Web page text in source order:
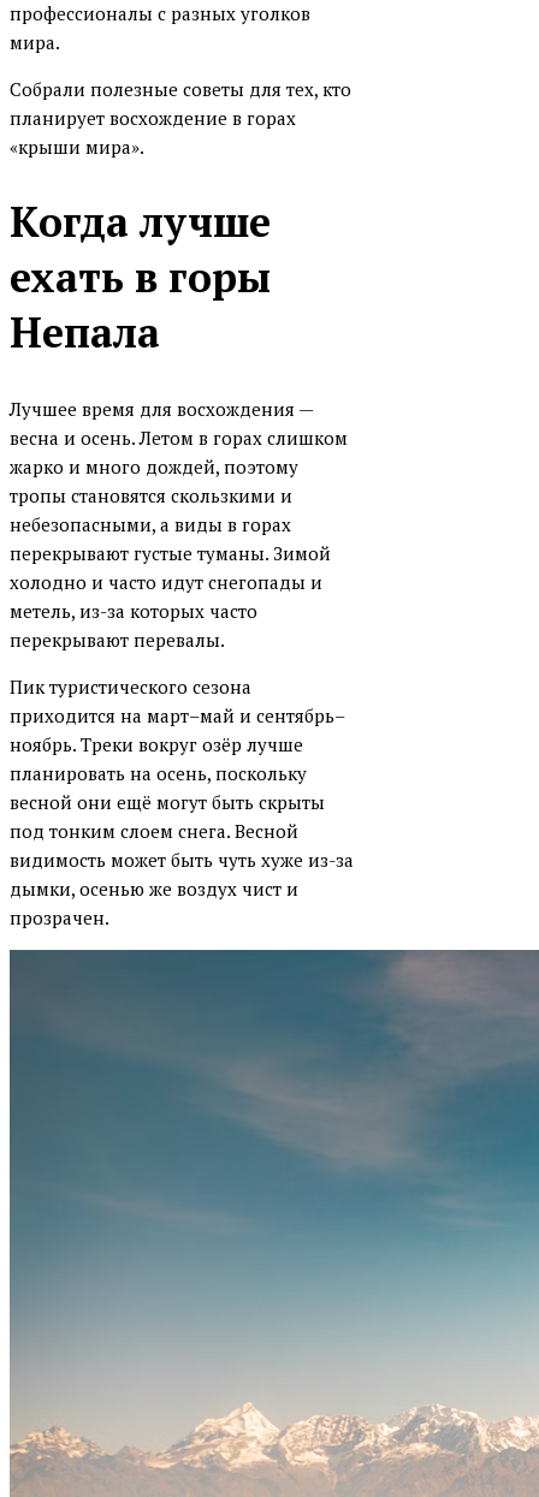
профессионалы с разных уголков
мира.
Собрали полезные советы для тех, кто
планирует восхождение в горах
«крыши мира».
Когда лучше
ехать в горы
Непала
Лучшее время для восхождения —
весна и осень. Летом в горах слишком
жарко и много дождей, поэтому
тропы становятся скользкими и
небезопасными, а виды в горах
перекрывают густые туманы. Зимой
холодно и часто идут снегопады и
метель, из-за которых часто
перекрывают перевалы.
Пик туристического сезона
приходится на март–май и сентябрь–
ноябрь. Треки вокруг озёр лучше
планировать на осень, поскольку
весной они ещё могут быть скрыты
под тонким слоем снега. Весной
видимость может быть чуть хуже из-за
дымки, осенью же воздух чист и
прозрачен.